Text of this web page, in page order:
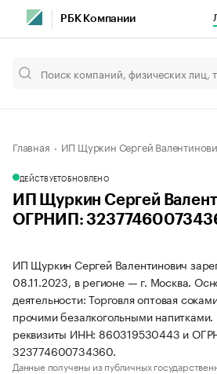
РБК Компании
Главная ИП Щуркин Сергей
ДЕЙСТВУЕТОБНОВЛЕНО
ИП Щуркин Сергей
ОГРНИП:
ИП Щуркин Сергей Валентинович
08.11.2023, в регионе — г. Москва.
деятельности: Торговля оптовая
прочими безалкогольными
реквизиты ИНН: 860319530443 и
323774600734360.
Данные получены из публичных